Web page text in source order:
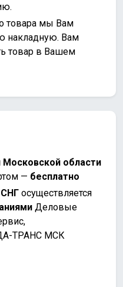
товара мы Вам
накладную. Вам
товар в Вашем
области
— бесплатно
СНГ осуществляется
Деловые
ТРАНС МСК